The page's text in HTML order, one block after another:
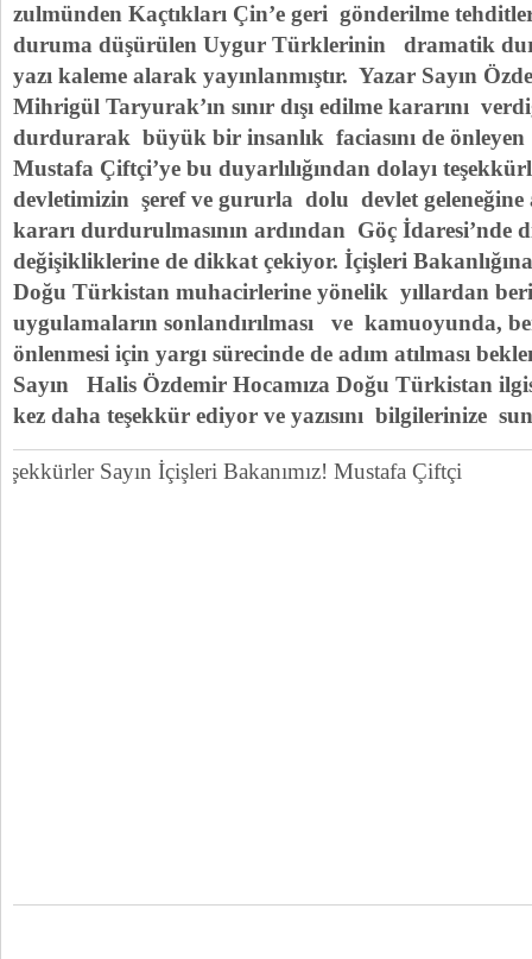
zulmünden Kaçtıkları Çin’e geri gönderilme
duruma düşürülen Uygur Türklerinin dramatik
yazı kaleme alarak yayınlanmıştır. Yazar Sayın
Mihrigül Taryurak’ın sınır dışı edilme kararını
durdurarak büyük bir insanlık faciasını de
Mustafa Çiftçi’ye bu duyarlılığından dolayı
devletimizin şeref ve gururla dolu devlet geleneğine
kararı durdurulmasının ardından Göç İdaresi’nde
değişikliklerine de dikkat çekiyor. İçişleri
Doğu Türkistan muhacirlerine yönelik yıllardan
uygulamaların sonlandırılması ve kamuoyunda,
önlenmesi için yargı sürecinde de adım atılması
Sayın Halis Özdemir Hocamıza Doğu Türkistan
kez daha teşekkür ediyor ve yazısını bilgilerinize